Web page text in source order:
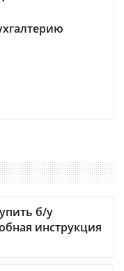
б/у
инструкция